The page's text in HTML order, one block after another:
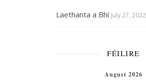
Laethanta a Bhí July 27, 2022
FÉILIRE
August 2026